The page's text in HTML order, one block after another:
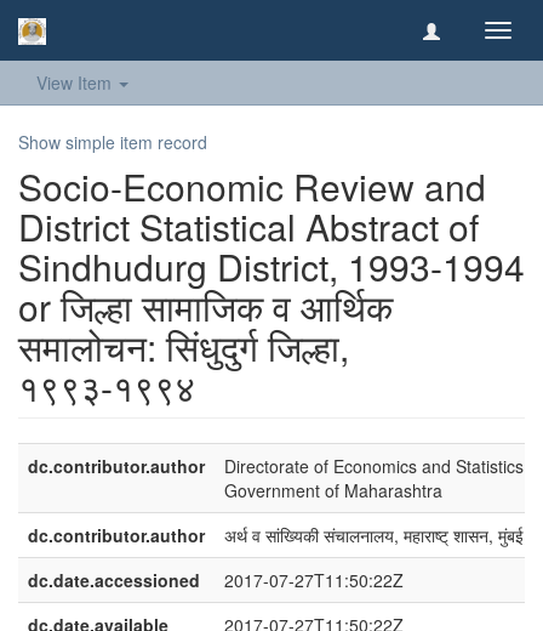
View Item
Show simple item record
Socio-Economic Review and
District Statistical Abstract of
Sindhudurg District, 1993-1994
or जिल्हा सामाजिक व आर्थिक
समालोचन: सिंधुदुर्ग जिल्हा,
१९९३-१९९४
dc.contributor.author
Directorate of Economics and Statistics,
Government of Maharashtra
dc.contributor.author
अर्थ व सांख्यिकी संचालनालय, महाराष्ट् शासन, मुंबई
dc.date.accessioned
2017-07-27T11:50:22Z
dc.date.available
2017-07-27T11:50:22Z